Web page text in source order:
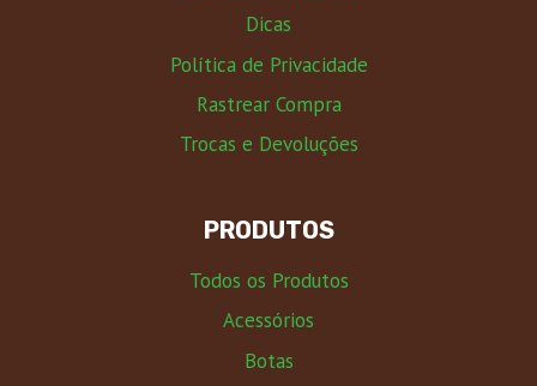
Dicas
Política de Privacidade
Rastrear Compra
Trocas e Devoluções
PRODUTOS
Todos os Produtos
Acessórios
Botas